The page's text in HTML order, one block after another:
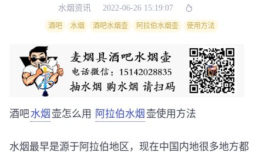
水烟资讯 2022-06-26 15:19:07
酒吧 水烟 酒吧水烟壶 阿拉伯水烟壶 使用方法
酒吧水烟 壶怎么用 阿拉伯水烟 壶使用方法
水烟最早是源于阿拉伯地区，现在中国内地很多地方都